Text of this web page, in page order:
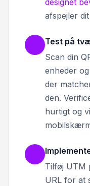
designet
afspejler
Test på
Scan din
enheder
der
den.
hurtigt og
Tilføj UTM
URL for at